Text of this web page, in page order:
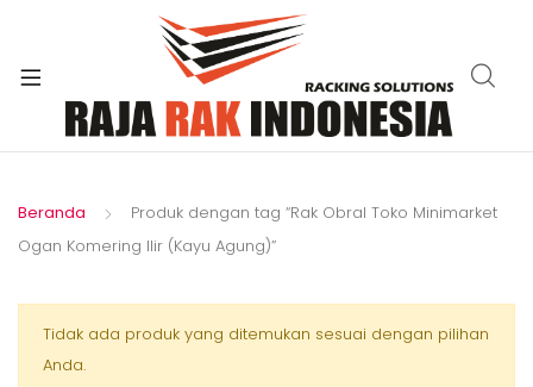
Beranda
Produk dengan tag “Rak Obral Toko Minimarket
Ogan Komering Ilir (Kayu Agung)”
Tidak ada produk yang ditemukan sesuai dengan pilihan
Anda.